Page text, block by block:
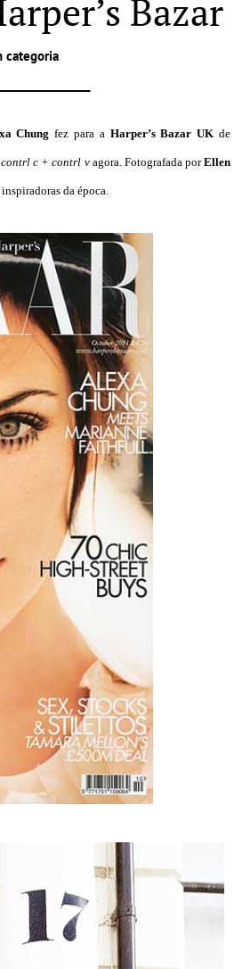
Bazar
categoria
Chung fez para a Harper’s Bazar UK de
contrl c + contrl v agora. Fotografada porEllen
da época.